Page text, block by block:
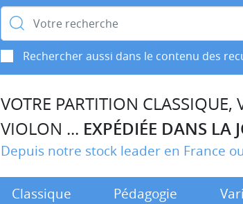
Rechercher :
Rechercher aussi dans le contenu des
VOTRE PARTITION CLASSIQUE,
VIOLON ... EXPÉDIÉE DANS LA
Depuis notre stock leader en France
Classique Pédagogie